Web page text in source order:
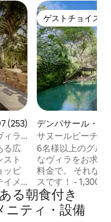
ー253件、5つ星中4.97つ
(253)
ィラ
ン
る広
ト
ッピ
イメ
ルの
。メ
朝
ゲストチョイス
ゲストチョイス
デンパサール・セ
ィラ
サヌールビーチ近
ヴィラ-50%d%d
6名様以上のグル
なヴィラをお求め
料金で。 それな
スです！ - 1,300平方メートルの物件を、
あなただけでご利
室、すべてスイー
専用プールがあり
る朝⁠食⁠付⁠き
ニ⁠テ⁠ィ⁠・設⁠備